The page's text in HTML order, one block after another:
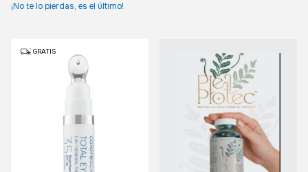
¡No te lo pierdas, es el último!
GRATIS